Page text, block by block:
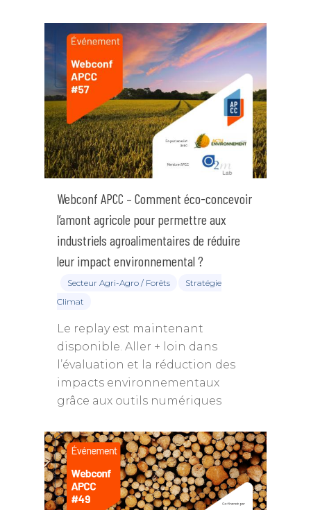
Webconf APCC – Comment éco-concevoir
l’amont agricole pour permettre aux
industriels agroalimentaires de réduire
leur impact environnemental ?
Secteur Agri-Agro / Forêts
Stratégie
Climat
Le replay est maintenant
disponible. Aller + loin dans
l’évaluation et la réduction des
impacts environnementaux
grâce aux outils numériques